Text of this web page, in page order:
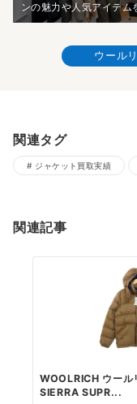
ンの魅力や人気アイテム
ウール
関連タグ
ジャケット買取実績
関連記事
WOOLRICH ウー
SIERRA SUPR...